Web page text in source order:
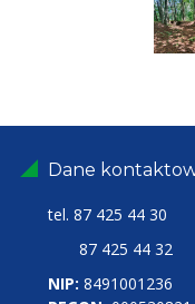
Dane
tel. 87 425 44 30
87 425 44 32
NIP: 8491001236